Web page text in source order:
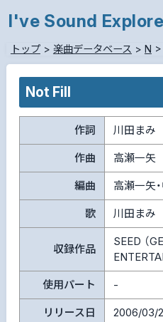
I've Sound
トップ> 楽曲データベース > N >
Not Fill
作詞 川田まみ
作曲 高瀬一矢
編曲 高瀬一矢
歌 川田まみ
収録作品
SEED （
使用パート -
リリース日 2006/03/